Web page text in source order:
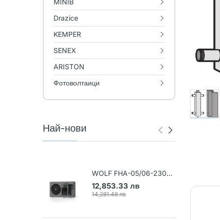
MINIB
Drazice
KEMPER
SENEX
ARISTON
Фотоволтаици
Най-нови
WOLF FHA-05/06-230V
Термопомпа въздух-вода
(Арт. 9148031)
12,853.33 лв
14,281.48 лв